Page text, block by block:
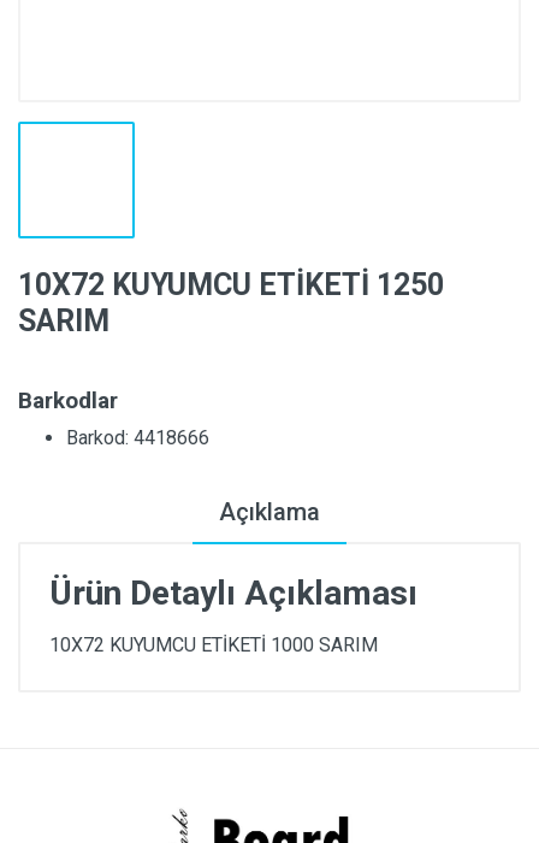
10X72 KUYUMCU ETİKETİ 1250
SARIM
Barkodlar
Barkod: 4418666
Açıklama
Ürün Detaylı Açıklaması
10X72 KUYUMCU ETİKETİ 1000 SARIM